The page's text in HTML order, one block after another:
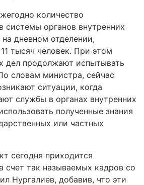
количество
системы органов внутренних
дневном отделении,
тысяч человек. При этом
дел продолжают испытывать
словам министра, сейчас
ситуации, когда
службы в органах внутренних
полученные знания
или частных
сегодня приходится
счет так называемых кадров со
Нургалиев, добавив, что эти